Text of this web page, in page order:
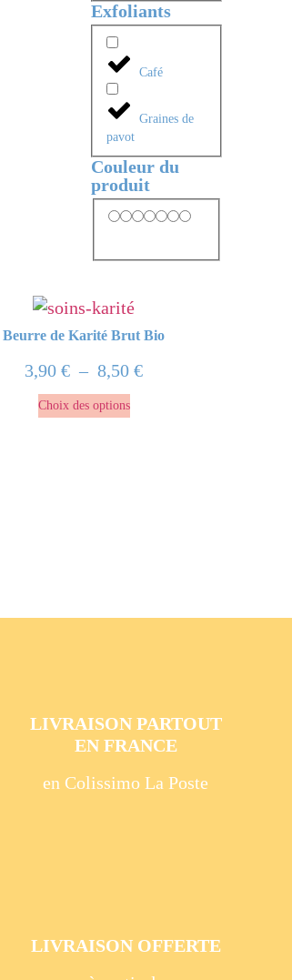
Exfoliants
Café
Graines de
pavot
Couleur du
produit
Beurre de Karité Brut Bio
3,90€ – 8,50€Plage
Choix des optionsCe
choisies
produit
LIVRAISON PARTOUT
EN FRANCE
en Colissimo La Poste
LIVRAISON OFFERTE